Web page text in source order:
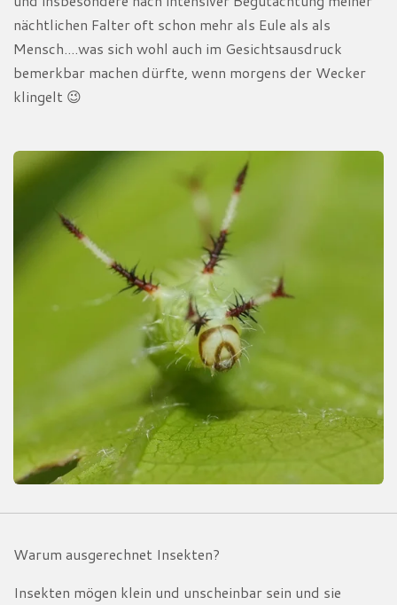
nächtlichen Falter oft schon mehr als Eule als als
Mensch....was sich wohl auch im Gesichtsausdruck
bemerkbar machen dürfte, wenn morgens der Wecker
klingelt 😉
Warum ausgerechnet Insekten?
Insekten mögen klein und unscheinbar sein und sie